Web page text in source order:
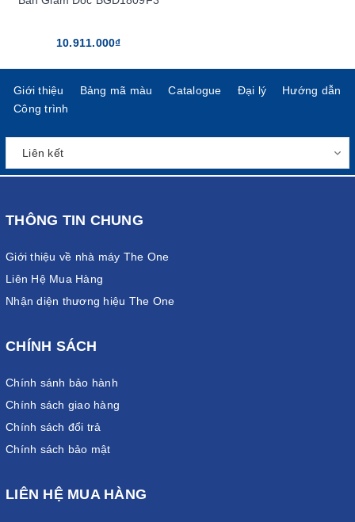
10.911.000₫
Giới thiệu Bảng mã màu Catalogue Đại lý
Hướng dẫn
Công trình
THÔNG TIN CHUNG
Giới thiệu về nhà máy The One
Liên Hệ Mua Hàng
Nhận diện thương hiệu The One
CHÍNH SÁCH
Chính sánh bảo hành
Chính sách giao hàng
Chính sách đổi trả
Chính sách bảo mật
LIÊN HỆ MUA HÀNG